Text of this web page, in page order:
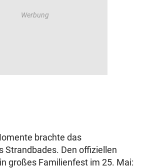
brachte das
Strandbades. Den offiziellen
großes Familienfest im 25. Mai: